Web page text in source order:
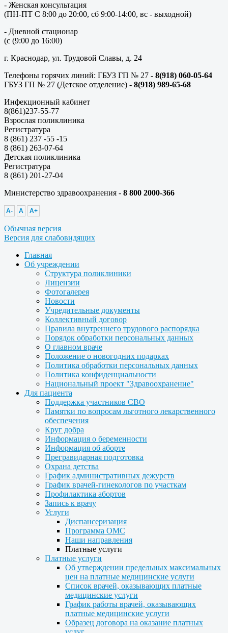
- Женская консультация
(ПН-ПТ С 8:00 до 20:00, сб 9:00-14:00, вс - выходной)
- Дневной стационар
(с (9:00 до 16:00)
г. Краснодар, ул. Трудовой Славы, д. 24
Телефоны горячих линий: ГБУЗ ГП № 27 - 8(918) 060-05-64
ГБУЗ ГП № 27 (Детское отделение) - 8(918) 989-65-68
Инфекционный кабинет
8(861)237-55-77
Взрослая поликлиника
Регистратура
8 (861) 237 -55 -15
8 (861) 263-07-64
Детская поликлиника
Регистратура
8 (861) 201-27-04
Министерство здравоохранения - 8 800 2000-366
A- A A+
Обычная версия
Версия для слабовидящих
Главная
Об учреждении
Структура поликлиники
Лицензии
Фотогалерея
Новости
Учредительные документы
Коллективный договор
Правила внутреннего трудового распорядка
Порядок обработки персональных данных
О главном враче
Положение о новогодних подарках
Политика обработки персональных данных
Политика конфиденциальности
Национальный проект "Здравоохранение"
Для пациента
Поддержка участников СВО
Памятки по вопросам льготного лекарственного
обеспечения
Круг добра
Информация о беременности
Информация об аборте
Прегравидарная подготовка
Охрана детства
График административных дежурств
График врачей-гинекологов по участкам
Профилактика абортов
Запись к врачу
Услуги
Диспансеризация
Программа ОМС
Наши направления
Платные услуги
Платные услуги
Об утверждении предельных максимальных
цен на платные медицинские услуги
Список врачей, оказывающих платные
медицинские услуги
График работы врачей, оказывающих
платные медицинские услуги
Образец договора на оказание платных